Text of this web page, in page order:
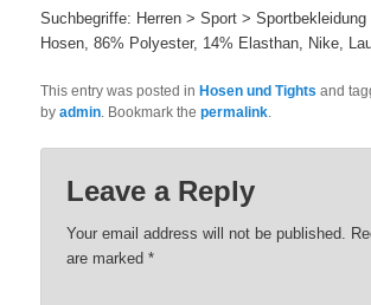
Suchbegriffe: Herren > Sport >
Hosen, 86% Polyester, 14% Elasthan, Nike,
This entry was posted inHosen und Tights and
byadmin. Bookmark thepermalink.
Leave a Reply
Your email address will not be published.
are marked*